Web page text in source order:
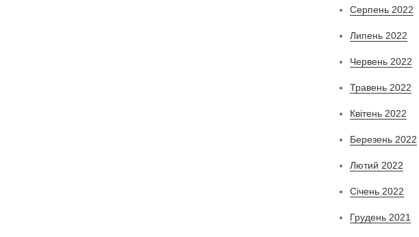
Серпень 2022
Липень 2022
Червень 2022
Травень 2022
Квітень 2022
Березень 2022
Лютий 2022
Січень 2022
Грудень 2021